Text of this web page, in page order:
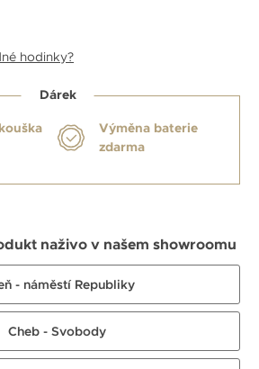
hodinky?
Dárek
Výměna baterie
zdarma
naživo v našem showroomu
- náměstí Republiky
Cheb - Svobody